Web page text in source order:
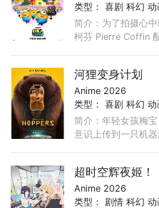
类型：喜剧 科幻 动
简介：为了拍摄心
柯芬 Pierre Coffin
河狸变身计划
Anime 2026
类型：喜剧 科幻 动
简介：年轻女孩梅
意识上传到一只机
超时空辉夜姬！
Anime 2026
类型： 剧情 科幻 动